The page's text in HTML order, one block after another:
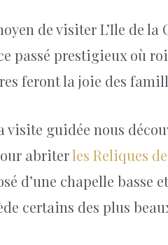
de visiter L’Ile de
passé prestigieux où
feront la joie des
visite guidée nous
abriterles Reliques
d’une chapelle basse
certains des plus